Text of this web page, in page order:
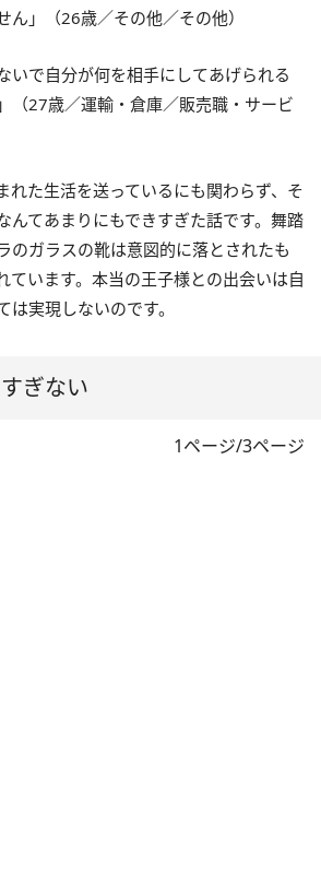
ん」（26歳／その他／その他）
いで自分が何を相手にしてあげられる
（27歳／運輸・倉庫／販売職・サービ
れた生活を送っているにも関わらず、そ
んてあまりにもできすぎた話です。舞踏
のガラスの靴は意図的に落とされたも
ています。本当の王子様との出会いは自
実現しないのです。
ぎない
1ページ/3ページ